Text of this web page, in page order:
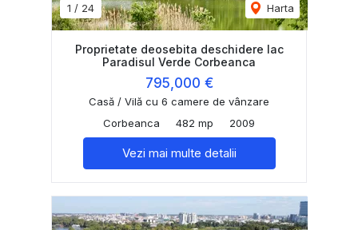
1 / 24 Harta
Proprietate deosebita deschidere lac
Paradisul Verde Corbeanca
795,000 €
Casă / Vilă cu 6 camere de vânzare
Corbeanca
482 mp 2009
Vezi mai multe detalii